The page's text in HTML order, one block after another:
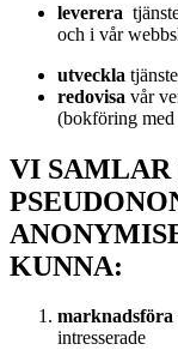
leverera
och i vår
utveckla
redovisa vår
(bokföring med
VI SAMLAR
KUNNA:
marknadsföra
intresserade